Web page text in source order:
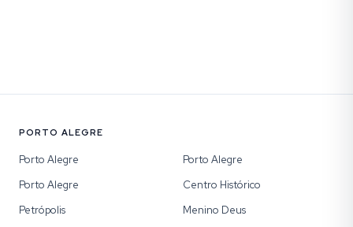
PORTO ALEGRE
Porto Alegre
Porto Alegre
Porto Alegre
Centro Histórico
Petrópolis
Menino Deus